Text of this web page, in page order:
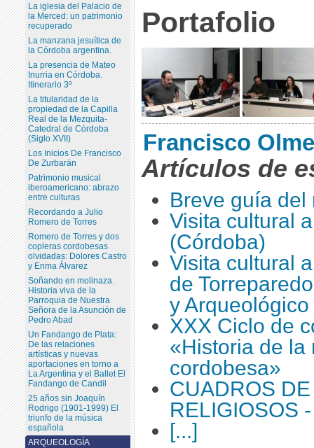
Portafolio
Francisco
Artículos de
Breve guía del
Visita cultural
(Córdoba)
Visita cultural
de
y
XXX Ciclo de
«Historia de la
cordobesa»
CUADROS
RELIGIOSOS
[...]
ARQUEOLOGÍA
La iglesia del Palacio de
la Merced: un patrimonio
recuperado
La manzana jesuítica de
la Córdoba argentina.
La presencia de Mateo
Inurria en Córdoba.
Itinerario 3º
La titularidad de la
propiedad de la Capilla
Real de la Mezquita-
Catedral de Córdoba
(Siglo XVII)
Los Inicios De Francisco
De Zurbarán
Patrimonio musical
iberoamericano: abrazo
entre culturas
Recordando a Julio
Romero de Torres
Romero de Torres y dos
copleras cordobesas
olvidadas: Dolores Castro
y Enma Álvarez
Soñando en molinaza.
Historia viva de la
Parroquia de Nuestra
Señora de la Asunción de
Pedro Abad
Un Fandango de Plata:
De las relaciones
artísticas y nuevas
aportaciones en torno a
La Argentina y el Ballet El
Fandango de Candil
25 años sin Joaquín
Rodrigo (1901-1999) El
triunfo de la música
española